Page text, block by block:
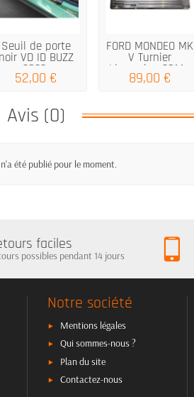
Seuil de porte
noir VD ID BUZZ
2022-
52,00 €
FORD MONDEO MK
V Turnier
Limousine 2014...
89,00 €
Avis (0)
été publié pour le moment.
faciles
possibles pendant 14 jours
Notre société
Mentions légales
Qui sommes-nous ?
Plan du site
Contactez-nous